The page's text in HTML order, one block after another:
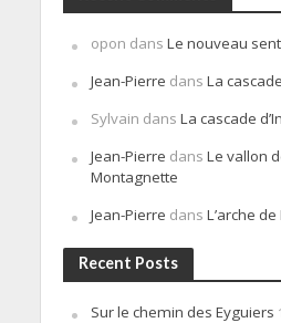
opon dans Le nouveau
Jean-Pierre dans La
Sylvain dans La cascade
Jean-Pierre dans Le vallon
Montagnette
Jean-Pierre dans L’arche
Recent Posts
Sur le chemin des Eyguiers